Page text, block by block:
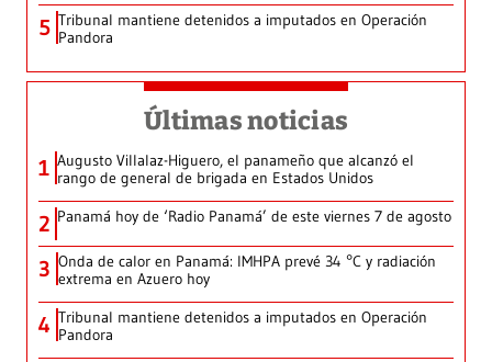
5 Tribunal mantiene detenidos a imputados en Operación
Pandora
Últimas noticias
1 Augusto Villalaz-Higuero, el panameño que alcanzó el
rango de general de brigada en Estados Unidos
2 Panamá hoy de ‘Radio Panamá’ de este viernes 7 de agosto
3 Onda de calor en Panamá: IMHPA prevé 34 °C y radiación
extrema en Azuero hoy
4 Tribunal mantiene detenidos a imputados en Operación
Pandora